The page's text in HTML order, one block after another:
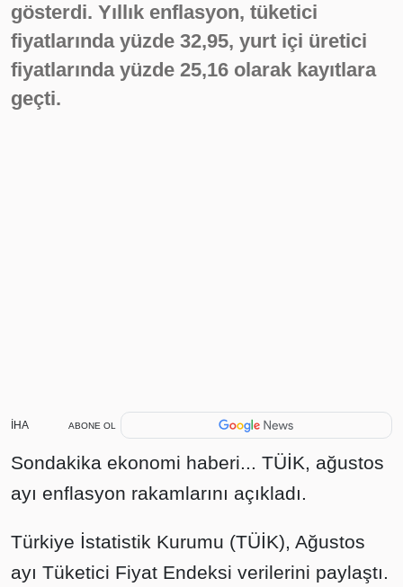
gösterdi. Yıllık enflasyon, tüketici
fiyatlarında yüzde 32,95, yurt içi üretici
fiyatlarında yüzde 25,16 olarak kayıtlara
geçti.
İHA ABONE OL
Sondakika ekonomi haberi... TÜİK, ağustos
ayı enflasyon rakamlarını açıkladı.
Türkiye İstatistik Kurumu (TÜİK), Ağustos
ayı Tüketici Fiyat Endeksi verilerini paylaştı.